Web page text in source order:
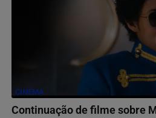
CINEMA
Continuação de filme sobre